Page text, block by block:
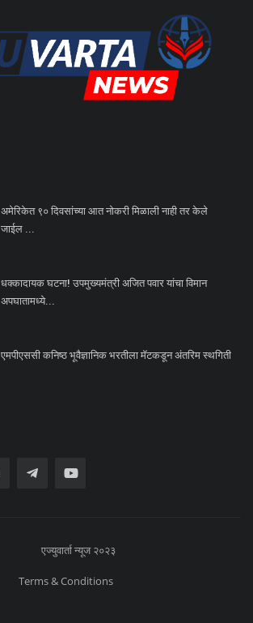
अमेरिकेत ९० दिवसांच्या आत नोकरी मिळाली नाही तर केले
जाईल ...
धक्कादायक घटना! उपमुख्यमंत्री अजित पवार यांचा विमान
अपघातामध्ये...
एमपीएससी कनिष्ठ भूवैज्ञानिक भरतीला मॅटकडून अंतरिम स्थगिती
एज्युवार्ता न्यूज २०२३
Terms & Conditions